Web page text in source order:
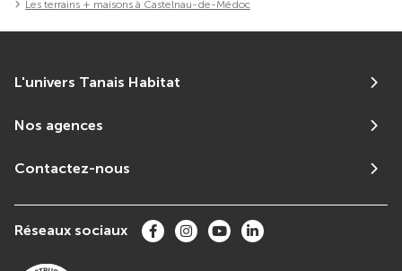
Les terrains + maisons à Castelnau-de-Médoc
L'univers Tanais Habitat
Nos agences
Contactez-nous
Réseaux sociaux